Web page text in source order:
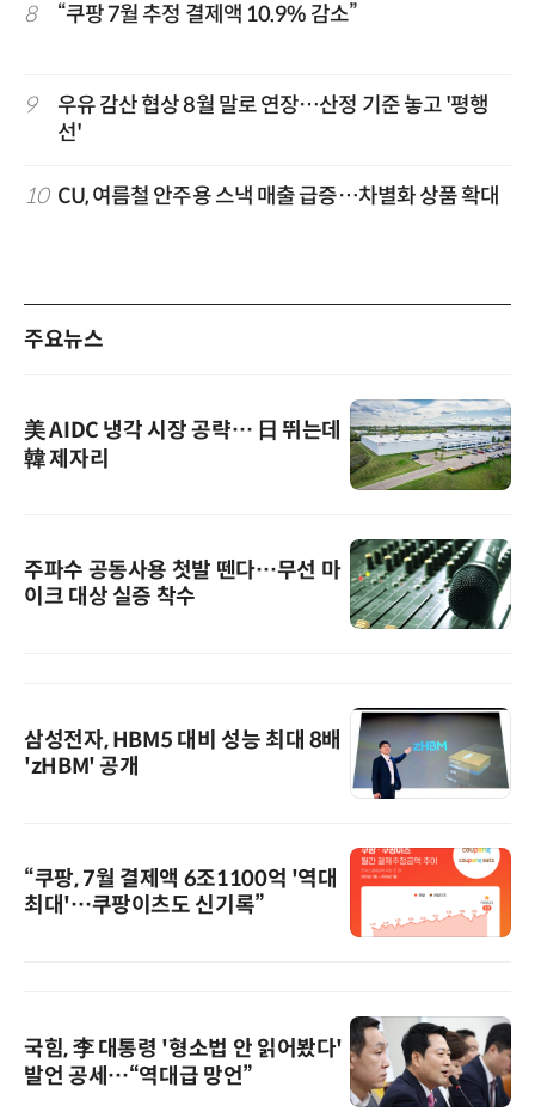
8 “쿠팡 7월 추정 결제액 10.9% 감소”
9
우유 감산 협상 8월 말로 연장…산정 기준 놓고 '평행
선'
10 CU, 여름철 안주용 스낵 매출 급증…차별화 상품 확대
주요뉴스
美 AIDC 냉각 시장 공략… 日 뛰는데
韓 제자리
주파수 공동사용 첫발 뗀다…무선 마
이크 대상 실증 착수
삼성전자, HBM5 대비 성능 최대 8배
'zHBM' 공개
“쿠팡, 7월 결제액 6조1100억 '역대
최대'…쿠팡이츠도 신기록”
국힘, 李 대통령 '형소법 안 읽어봤다'
발언 공세…“역대급 망언”